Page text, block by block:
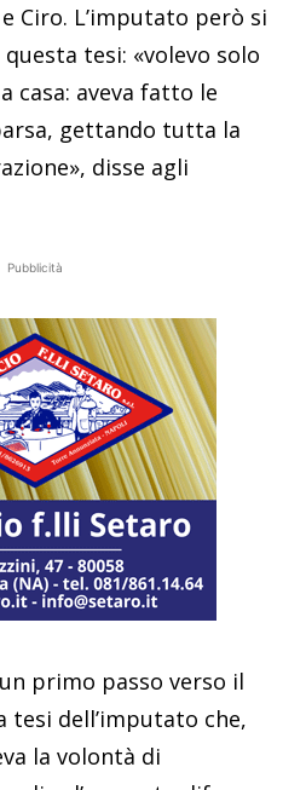
Ciro. L’imputato però si
tesi: «volevo solo
casa: aveva fatto le
gettando tutta la
disse agli
Pubblicità
primo passo verso il
tesi dell’imputato che,
la volontà di